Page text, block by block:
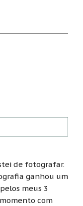
de fotografar.
ganhou um
meus 3
com